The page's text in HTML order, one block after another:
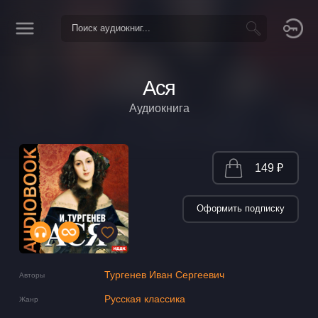
Ася
Аудиокнига
Авторы Тургенев Иван Сергеевич
Жанр Русская классика
149 ₽
Оформить подписку